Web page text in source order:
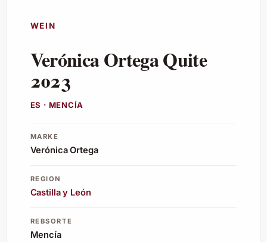
WEIN
Verónica Ortega Quite
2023
ES · MENCÍA
MARKE
Verónica Ortega
REGION
Castilla y León
REBSORTE
Mencía